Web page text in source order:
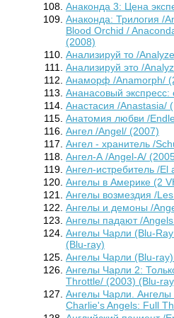
Анаконда 3: Цена
Анаконда: Трилогия /
Blood Orchid /
(2008)
Анализируй то /
Анализируй это /
Анаморф /Anamorph/
Ананасовый
Анастасия /Anastasia/
Анатомия любви /
Ангел /Angel/ (2007)
Ангел - хранитель /
Ангел-А /Angel-A/
Ангел-истребитель /
Ангелы в Америке (2
Ангелы возмездия /
Ангелы и демоны /
Ангелы падают /
Ангелы Чарли (Blu-
(Blu-ray)
Ангелы Чарли (Blu-
Ангелы Чарли 2:
Throttle/ (2003) (Blu-
Ангелы Чарли. Ангелы
Charlie's Angels: Full